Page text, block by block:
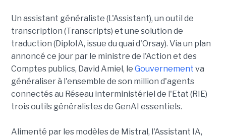
Un assistant généraliste (L'Assistant), un outil de
transcription (Transcripts) et une solution de
traduction (DiploIA, issue du quai d'Orsay). Via un plan
annoncé ce jour par le ministre de l'Action et des
Comptes publics, David Amiel, le Gouvernement va
généraliser à l'ensemble de son million d'agents
connectés au Réseau interministériel de l'Etat (RIE)
trois outils généralistes de GenAI essentiels.
Alimenté par les modèles de Mistral, l'Assistant IA,